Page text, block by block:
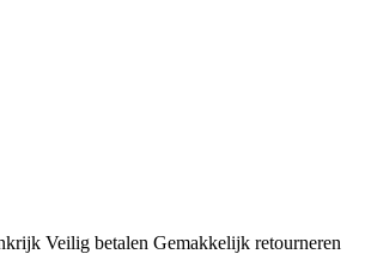
Veilig betalen Gemakkelijk retourneren